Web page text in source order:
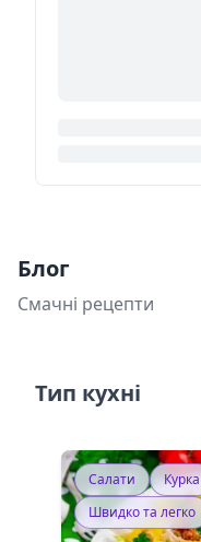
Блог
Смачні рецепти
Тип кухні
Салати Курка
Швидко та легко